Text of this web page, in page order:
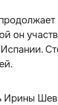
он
Ирины